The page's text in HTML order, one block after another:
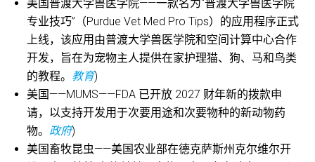
美国普渡大学兽医学院——一款名为“普渡大学兽医学院
专业技巧”（Purdue Vet Med Pro Tips）的应用程序正式
上线，该应用由普渡大学兽医学院和空间计算中心合作
开发，旨在为宠物主人提供在家护理猫、狗、马和鸟类
的教程。 教育)
美国——MUMS——FDA 已开放 2027 财年新的拨款申
请，以支持开发用于次要用途和次要物种的新动物药
物。 政府)
美国畜牧昆虫——美国农业部在德克萨斯州克尔维尔开